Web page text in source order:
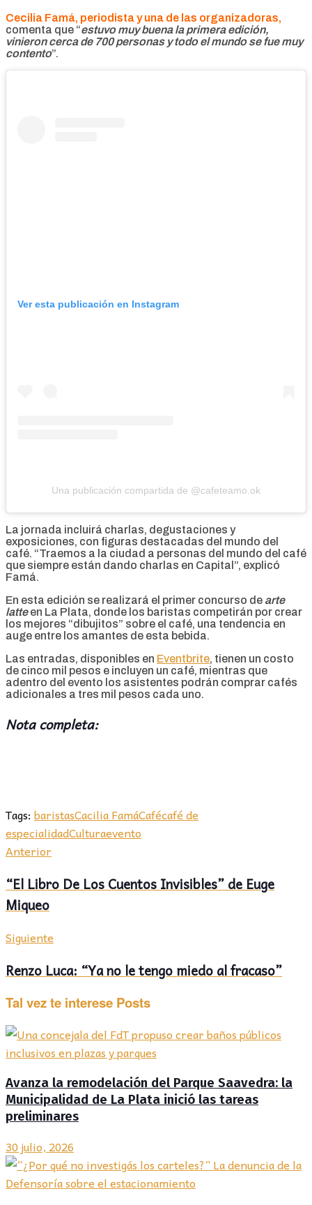
Cecilia Famá, periodista y una de las organizadoras,
comenta que “estuvo muy buena la primera edición,
vinieron cerca de 700 personas y todo el mundo se fue muy
contento”.
Ver esta publicación en Instagram
Una publicación compartida de @cafeteamo.ok
La jornada incluirá charlas, degustaciones y
exposiciones, con figuras destacadas del mundo del
café. “Traemos a la ciudad a personas del mundo del café
que siempre están dando charlas en Capital”, explicó
Famá.
En esta edición se realizará el primer concurso de arte
latte en La Plata, donde los baristas competirán por crear
los mejores “dibujitos” sobre el café, una tendencia en
auge entre los amantes de esta bebida.
Las entradas, disponibles en Eventbrite, tienen un costo
de cinco mil pesos e incluyen un café, mientras que
adentro del evento los asistentes podrán comprar cafés
adicionales a tres mil pesos cada uno.
Nota completa:
Tags: baristasCacilia FamáCafécafé de
especialidadCulturaevento
Anterior
“El Libro De Los Cuentos Invisibles” de Euge
Miqueo
Siguiente
Renzo Luca: “Ya no le tengo miedo al fracaso”
Tal vez te interese Posts
Avanza la remodelación del Parque Saavedra: la
Municipalidad de La Plata inició las tareas
preliminares
30 julio, 2026